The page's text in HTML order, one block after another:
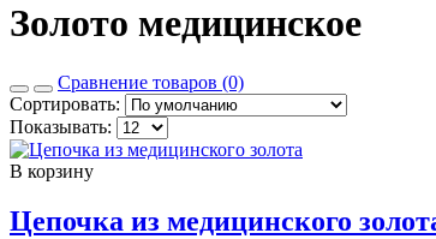
Золото медицинское
Сравнение товаров (0)
Сортировать:
Показывать:
В корзину
Цепочка из медицинского